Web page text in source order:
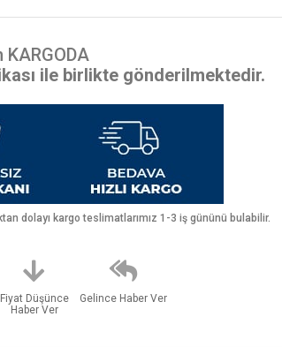
ile birlikte gönderilmektedir.
dolayı kargo teslimatlarımız 1-3 iş gününü bulabilir.
Fiyat Düşünce
Haber Ver
Gelince Haber Ver